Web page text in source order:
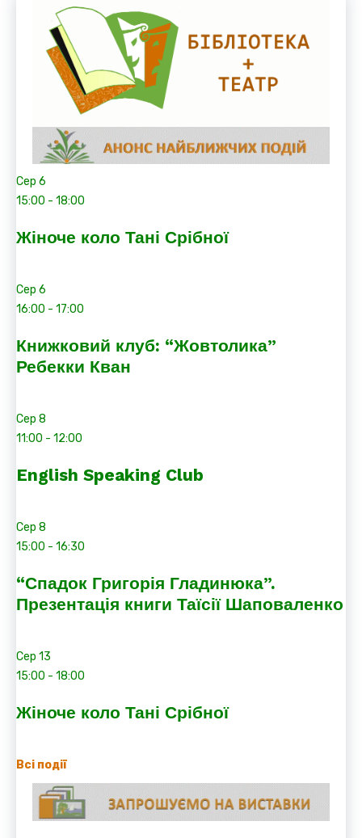
Сер 6
15:00 - 18:00
Жіноче коло Тані Срібної
Сер 6
16:00 - 17:00
Книжковий клуб: “Жовтолика”
Ребекки Кван
Сер 8
11:00 - 12:00
English Speaking Club
Сер 8
15:00 - 16:30
“Спадок Григорія Гладинюка”.
Презентація книги Таїсії Шаповаленко
Сер 13
15:00 - 18:00
Жіноче коло Тані Срібної
Всі події